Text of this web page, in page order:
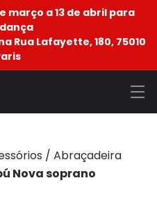
março a 13 de abril para
Rua Lafayette, 180, 75010
/ Abraçadeira
Nova soprano